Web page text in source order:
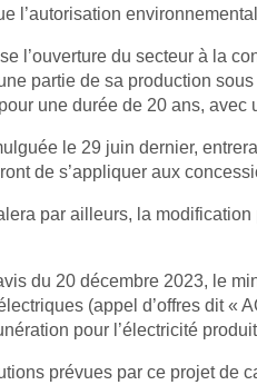
l’autorisation
l’ouverture du secteur à la
partie de sa production
une durée de 20 ans,
le 29 juin dernier,
de s’appliquer aux
par ailleurs, la
du 20 décembre 2023, le
(appel d’offres dit «
pour l’électricité
prévues par ce projet de